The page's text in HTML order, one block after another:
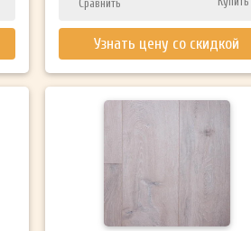
Сравнить
Узнать цену со скидкой